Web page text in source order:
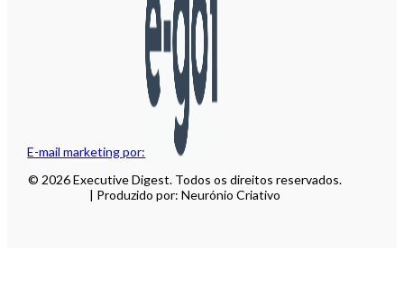
E-mail marketing por:
© 2026 Executive Digest. Todos os direitos reservados.
| Produzido por: Neurónio Criativo